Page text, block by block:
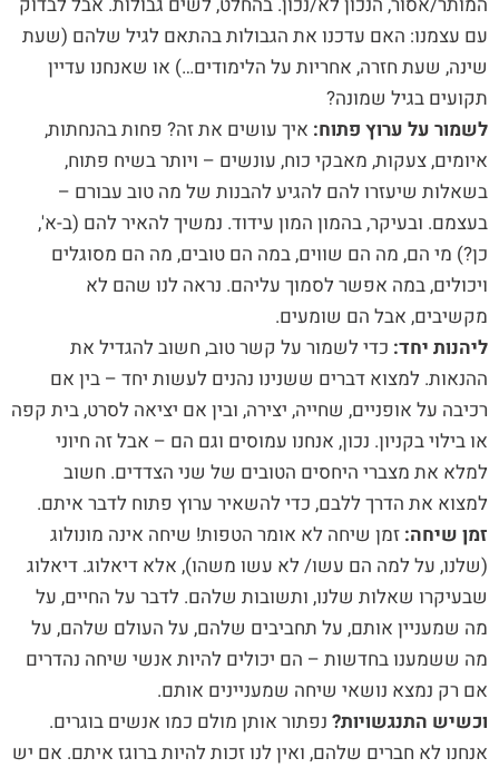
עם עצמנו: האם עדכנו את הגבולות בהתאם לגיל שלהם (שעת
שינה, שעת חזרה, אחריות על הלימודים…) או שאנחנו עדיין
תקועים בגיל שמונה?
לשמור על ערוץ פתוח: איך עושים את זה? פחות בהנחתות,
איומים, צעקות, מאבקי כוח, עונשים – ויותר בשיח פתוח,
בשאלות שיעזרו להם להגיע להבנות של מה טוב עבורם –
בעצמם. ובעיקר, בהמון המון עידוד. נמשיך להאיר להם (ב-א',
כן?) מי הם, מה הם שווים, במה הם טובים, מה הם מסוגלים
ויכולים, במה אפשר לסמוך עליהם. נראה לנו שהם לא
מקשיבים, אבל הם שומעים.
ליהנות יחד: כדי לשמור על קשר טוב, חשוב להגדיל את
ההנאות. למצוא דברים ששנינו נהנים לעשות יחד – בין אם
רכיבה על אופניים, שחייה, יצירה, ובין אם יציאה לסרט, בית קפה
או בילוי בקניון. נכון, אנחנו עמוסים וגם הם – אבל זה חיוני
למלא את מצברי היחסים הטובים של שני הצדדים. חשוב
למצוא את הדרך ללבם, כדי להשאיר ערוץ פתוח לדבר איתם.
זמן שיחה: זמן שיחה לא אומר הטפות! שיחה אינה מונולוג
(שלנו, על למה הם עשו/ לא עשו משהו), אלא דיאלוג. דיאלוג
שבעיקרו שאלות שלנו, ותשובות שלהם. לדבר על החיים, על
מה שמעניין אותם, על תחביבים שלהם, על העולם שלהם, על
מה ששמענו בחדשות – הם יכולים להיות אנשי שיחה נהדרים
אם רק נמצא נושאי שיחה שמעניינים אותם.
וכשיש התנגשויות? נפתור אותן מולם כמו אנשים בוגרים.
אנחנו לא חברים שלהם, ואין לנו זכות להיות ברוגז איתם. אם יש